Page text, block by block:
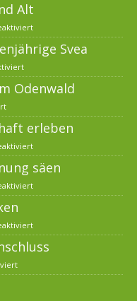
Alt
Svea
Odenwald
erleben
säen